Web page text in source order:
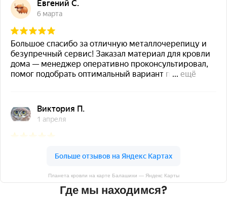
Планета кровли на карте Балашихи — Яндекс Карты
Где мы находимся?